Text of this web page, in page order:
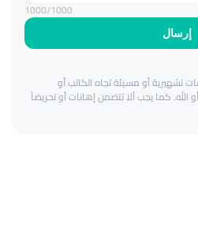
إرسال
1000/1000
تشهيرية أو مسيئة تجاه الكاتب أو
الله. كما يجب ألا تتضمن إهانات أو تحريضاً